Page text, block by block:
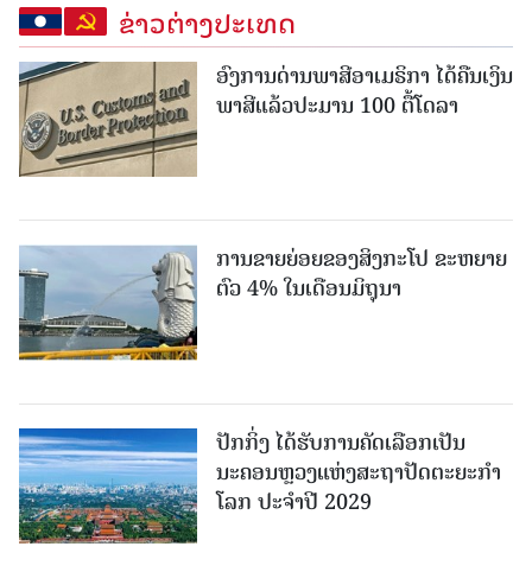
ຂ່າວຕ່າງປະເທດ
ອົງການດ່ານພາສີອາເມຣິກາ ໄດ້ຄືນເງິນ
ພາສີແລ້ວປະມານ 100 ຕື້ໂດລາ
ການຂາຍຍ່ອຍຂອງສິງກະໂປ ຂະຫຍາຍ
ຕົວ 4% ໃນເດືອນມິຖຸນາ
ປັກກິ່ງ ໄດ້ຮັບການຄັດເລືອກເປັນ
ນະຄອນຫຼວງແຫ່ງສະຖາປັດຕະຍະກຳ
ໂລກ ປະຈຳປີ 2029